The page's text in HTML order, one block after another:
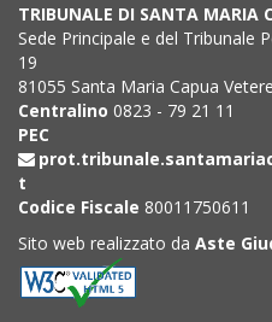
TRIBUNALE DI SANTA MARIA
Sede Principale e del Tribunale
19
81055 Santa Maria Capua
Centralino 0823 - 79 21 11
PEC
t
Codice Fiscale 80011750611
Sito web realizzato da Aste